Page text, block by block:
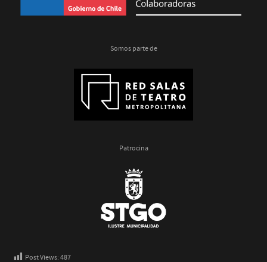
Somos parte de
Patrocina
Post Views:487